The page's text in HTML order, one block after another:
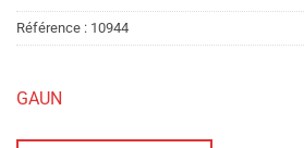
Référence : 10944
GAUN